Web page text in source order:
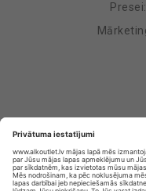
Presei:
E-veikala